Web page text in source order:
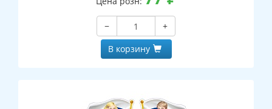
−
+
В корзину